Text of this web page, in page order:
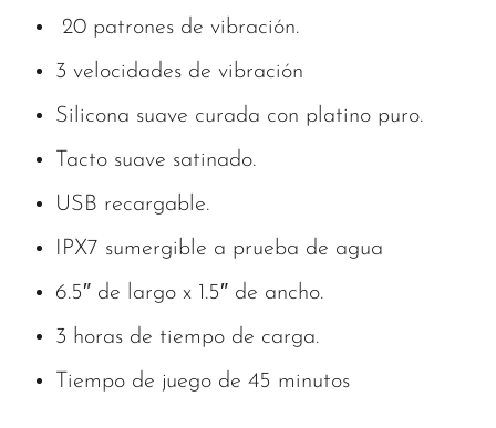
20 patrones de vibración.
3 velocidades de vibración
Silicona suave curada con platino puro.
Tacto suave satinado.
USB recargable.
IPX7 sumergible a prueba de agua
6.5″ de largo x 1.5″ de ancho.
3 horas de tiempo de carga.
Tiempo de juego de 45 minutos